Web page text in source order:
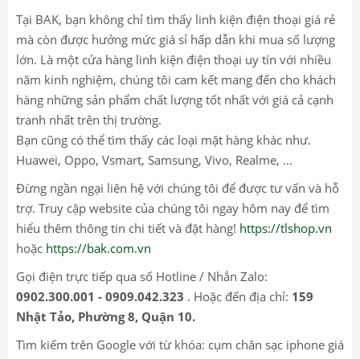
Tại BAK, bạn không chỉ tìm thấy linh kiện điện thoại giá rẻ
mà còn được hưởng mức giá sỉ hấp dẫn khi mua số lượng
lớn. Là một cửa hàng linh kiện điện thoại uy tín với nhiều
năm kinh nghiệm, chúng tôi cam kết mang đến cho khách
hàng những sản phẩm chất lượng tốt nhất với giá cả cạnh
tranh nhất trên thị trường.
Bạn cũng có thể tìm thấy các loại mặt hàng khác như.
Huawei, Oppo, Vsmart, Samsung, Vivo, Realme, ...
Đừng ngần ngại liên hệ với chúng tôi để được tư vấn và hỗ
trợ. Truy cập website của chúng tôi ngay hôm nay để tìm
hiểu thêm thông tin chi tiết và đặt hàng! https://tlshop.vn
hoặc https://bak.com.vn
Gọi điện trực tiếp qua số Hotline / Nhắn Zalo:
0902.300.001 - 0909.042.323 . Hoặc đến địa chỉ: 159
Nhật Tảo, Phường 8, Quận 10.
Tìm kiếm trên Google với từ khóa: cụm chân sạc iphone giá